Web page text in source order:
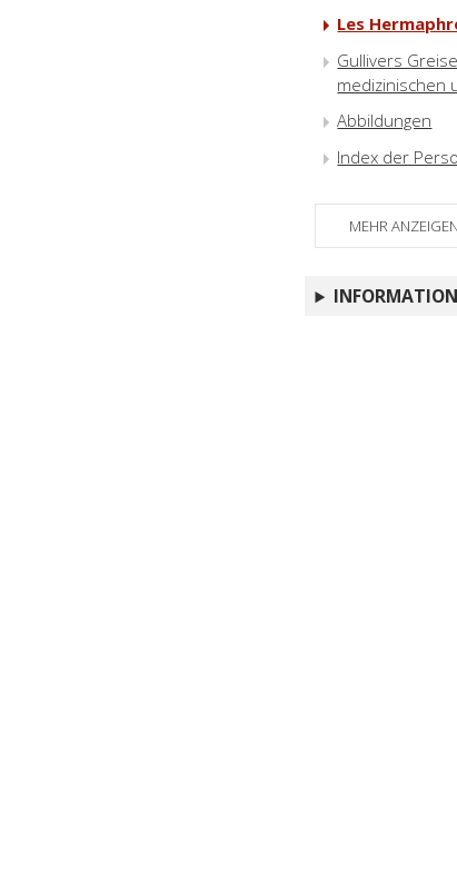
Les
Gullivers
medizinischen
Abbildungen
Index der
MEHR ANZEIGEN